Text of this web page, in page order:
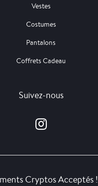
Vestes
Costumes
Pantalons
Coffrets Cadeau
Suivez-nous
Cryptos Acceptés !